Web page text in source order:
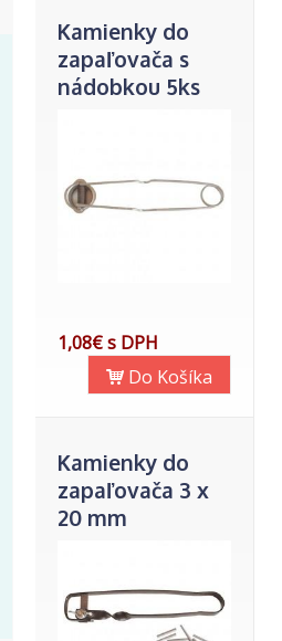
Kamienky do
zapaľovača s
nádobkou 5ks
1,08€ s DPH
Do Košíka
Kamienky do
zapaľovača 3 x
20 mm